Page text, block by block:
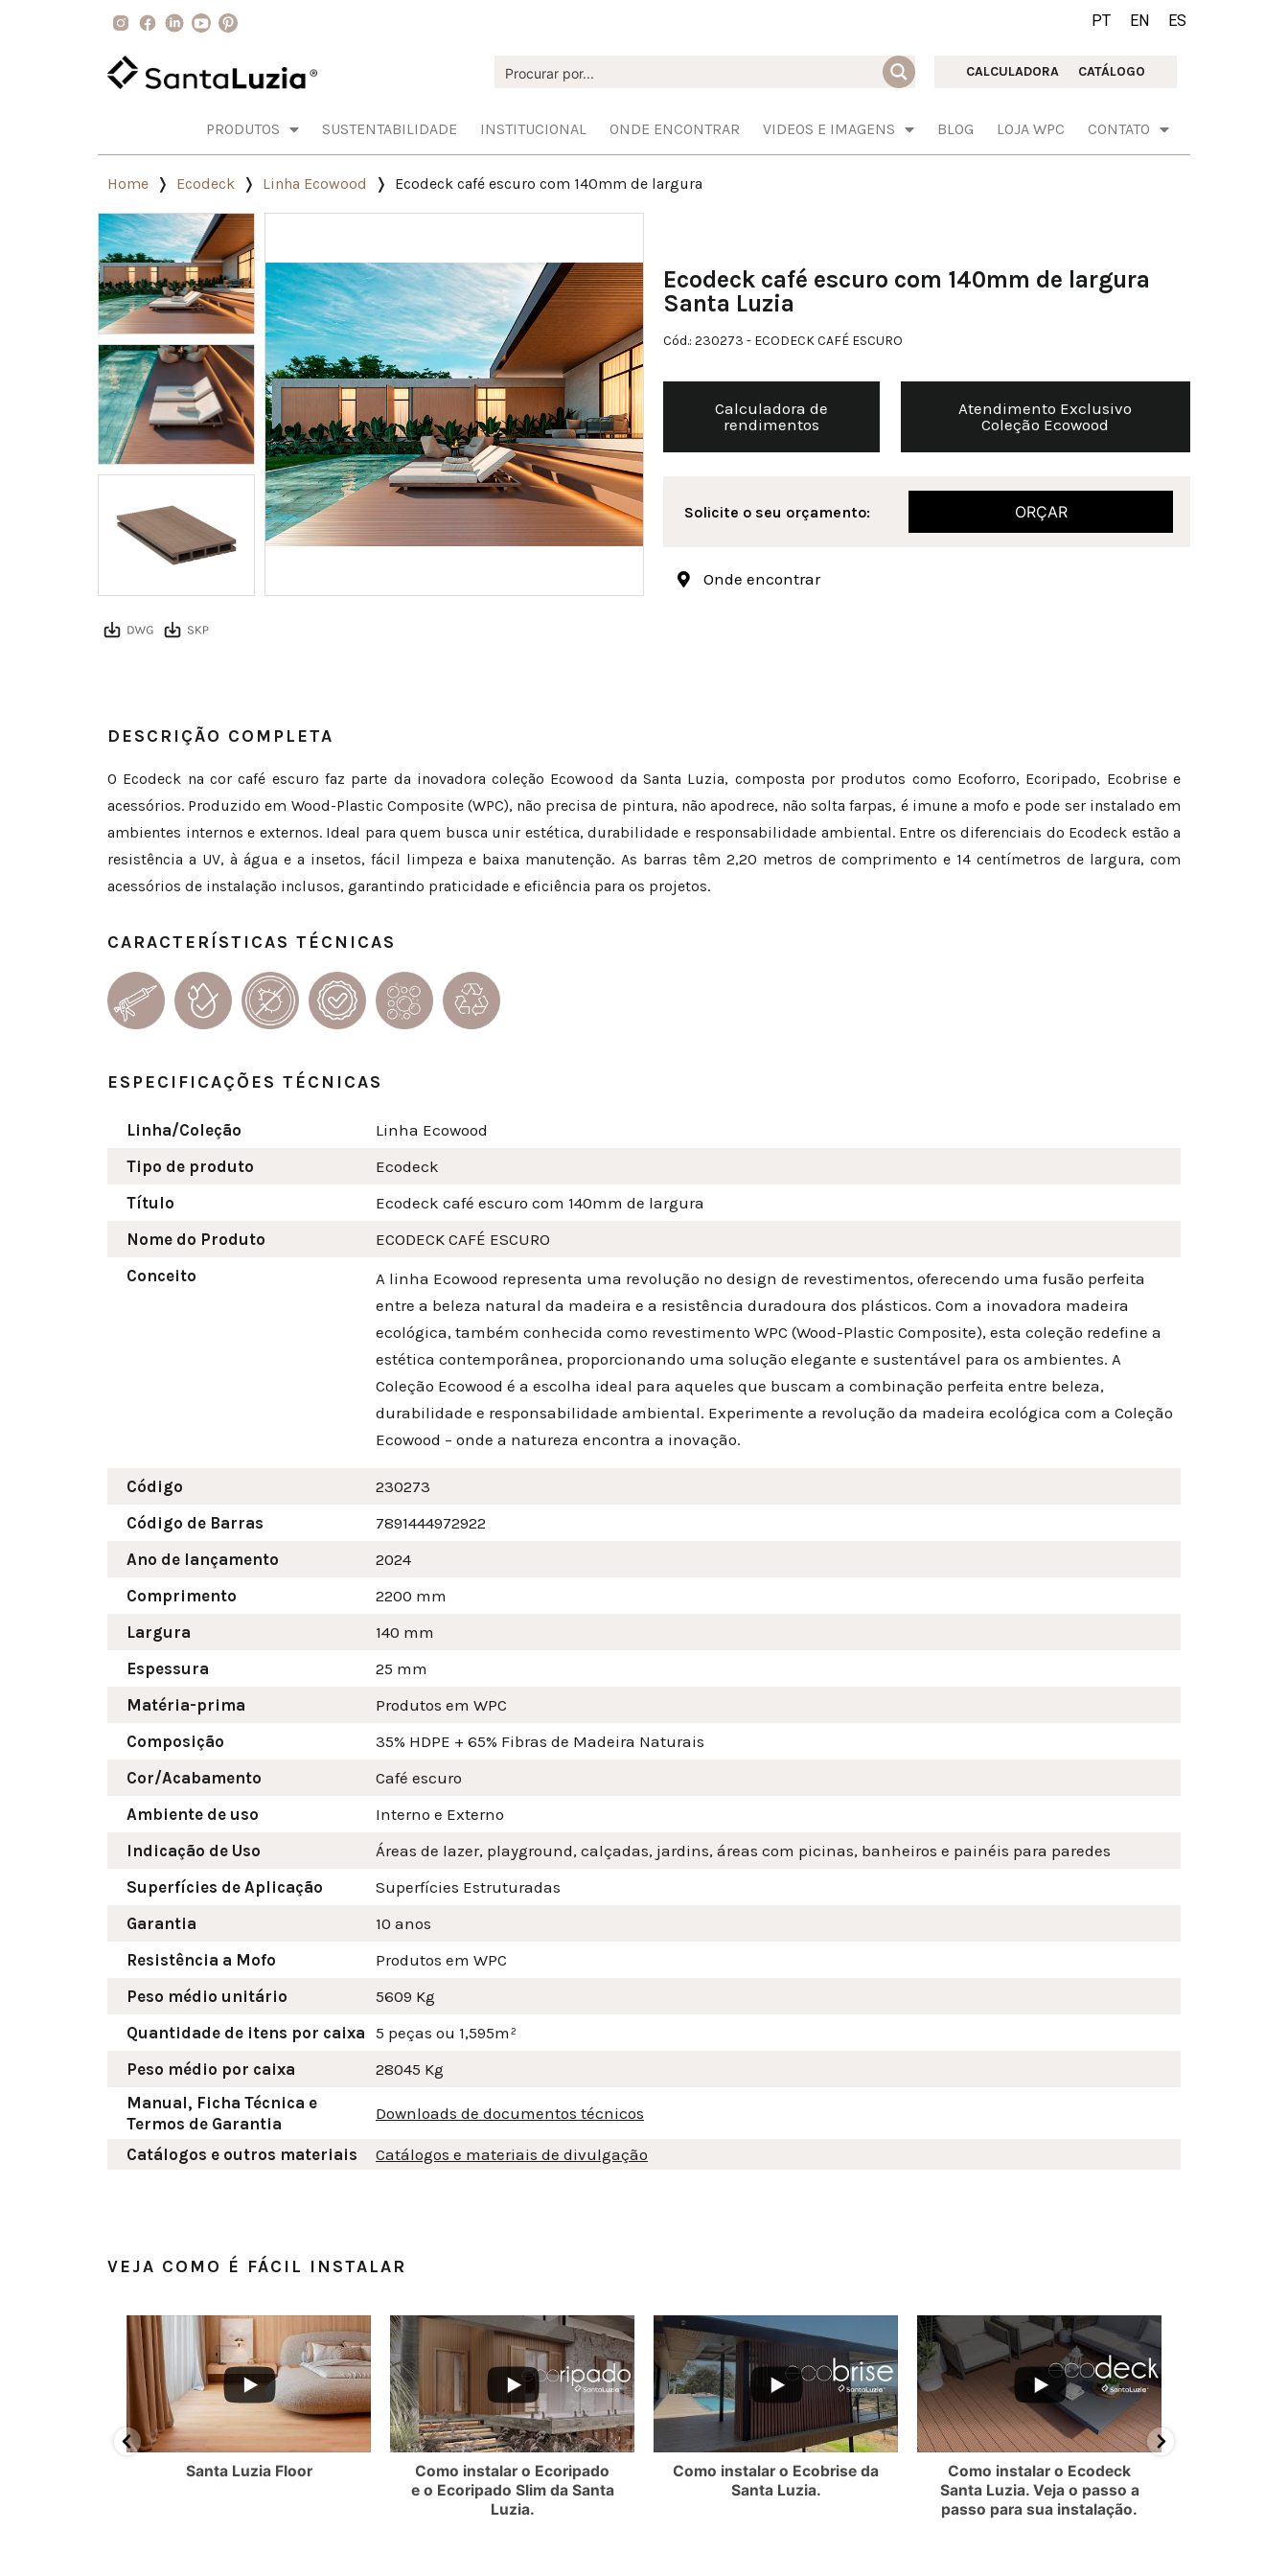
PT EN ES
CALCULADORA CATÁLOGO
PRODUTOS SUSTENTABILIDADE INSTITUCIONAL ONDE ENCONTRAR VIDEOS E IMAGENS BLOG LOJA WPC CONTATO
Home Ecodeck Linha Ecowood Ecodeck café escuro com 140mm de largura
Ecodeck café escuro com 140mm de largura
Santa Luzia
Cód.: 230273 - ECODECK CAFÉ ESCURO
Calculadora de
rendimentos
Atendimento Exclusivo
Coleção Ecowood
Solicite o seu orçamento: ORÇAR
Onde encontrar
DESCRIÇÃO COMPLETA
O Ecodeck na cor café escuro faz parte da inovadora coleção Ecowood da Santa Luzia, composta por produtos como Ecoforro, Ecoripado, Ecobrise e
acessórios. Produzido em Wood-Plastic Composite (WPC), não precisa de pintura, não apodrece, não solta farpas, é imune a mofo e pode ser instalado em
ambientes internos e externos. Ideal para quem busca unir estética, durabilidade e responsabilidade ambiental. Entre os diferenciais do Ecodeck estão a
resistência a UV, à água e a insetos, fácil limpeza e baixa manutenção. As barras têm 2,20 metros de comprimento e 14 centímetros de largura, com
acessórios de instalação inclusos, garantindo praticidade e eficiência para os projetos.
CARACTERÍSTICAS TÉCNICAS
ESPECIFICAÇÕES TÉCNICAS
Linha/Coleção
Linha Ecowood
Tipo de produto
Ecodeck
Título
Ecodeck café escuro com 140mm de largura
Nome do Produto
ECODECK CAFÉ ESCURO
Conceito
A linha Ecowood representa uma revolução no design de revestimentos, oferecendo uma fusão perfeita
entre a beleza natural da madeira e a resistência duradoura dos plásticos. Com a inovadora madeira
ecológica, também conhecida como revestimento WPC (Wood-Plastic Composite), esta coleção redefine a
estética contemporânea, proporcionando uma solução elegante e sustentável para os ambientes. A
Coleção Ecowood é a escolha ideal para aqueles que buscam a combinação perfeita entre beleza,
durabilidade e responsabilidade ambiental. Experimente a revolução da madeira ecológica com a Coleção
Ecowood – onde a natureza encontra a inovação.
Código
230273
Código de Barras
7891444972922
Ano de lançamento
2024
Comprimento
2200 mm
Largura
140 mm
Espessura
25 mm
Matéria-prima
Produtos em WPC
Composição
35% HDPE + 65% Fibras de Madeira Naturais
Cor/Acabamento
Café escuro
Ambiente de uso
Interno e Externo
Indicação de Uso
Áreas de lazer, playground, calçadas, jardins, áreas com picinas, banheiros e painéis para paredes
Superfícies de Aplicação
Superfícies Estruturadas
Garantia
10 anos
Resistência a Mofo
Produtos em WPC
Peso médio unitário
5609 Kg
Quantidade de itens por caixa 5 peças ou 1,595m²
Peso médio por caixa
28045 Kg
Manual, Ficha Técnica e
Termos de Garantia
Downloads de documentos técnicos
Catálogos e outros materiais Catálogos e materiais de divulgação
VEJA COMO É FÁCIL INSTALAR
Santa Luzia Floor
Como instalar o Ecoripado
e o Ecoripado Slim da Santa
Luzia.
Como instalar o Ecobrise da
Santa Luzia.
Como instalar o Ecodeck
Santa Luzia. Veja o passo a
passo para sua instalação.
YouTube Video UEx3ZXlpVS1YZl9FMEQ3NjNWMllmTkdRR2NMQ3VOdXdvUy4wMTYxQzVBRDI1NEVDQUZE
YouTube Video UEx3ZXlpVS1YZl9FMEQ3NjNWMllmTkdRR2NMQ3VOdXdvUy4wNEU1MTI4NkZEMzVBN0JF
YouTube Video UEx3ZXlpVS1YZl9FMEQ3NjNWMllmTkdRR2NMQ3VOdXdvUy5CQkEwRDA0MDkwNUM2MDY1
YouTube Video YouTube Video
catálogos?
Clique no link abaixo e encontre nossos
catálogos digitais, manuais, fichas técnicas e
termos de garantia de todos os produtos Santa
Luzia.
Conteúdo digital